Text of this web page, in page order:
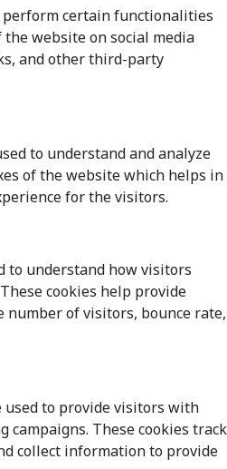
perform certain functionalities
website on social media
and other third-party
to understand and analyze
of the website which helps in
for the visitors.
to understand how visitors
cookies help provide
of visitors, bounce rate,
used to provide visitors with
campaigns. These cookies track
collect information to provide